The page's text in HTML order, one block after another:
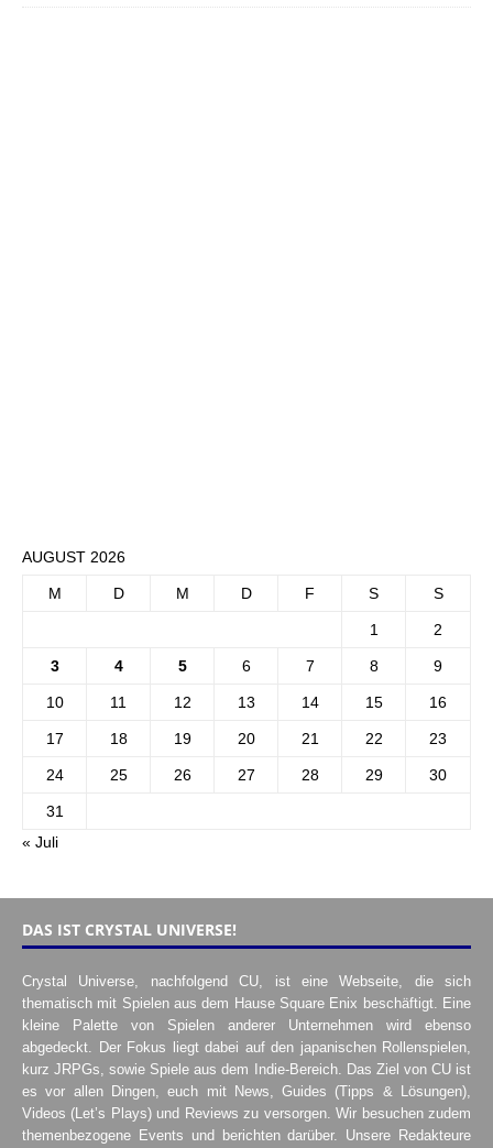
AUGUST 2026
M D M D F S S
1 2
3 4 5 6 7 8 9
10 11 12 13 14 15 16
17 18 19 20 21 22 23
24 25 26 27 28 29 30
31
« Juli
DAS IST CRYSTAL UNIVERSE!
Crystal Universe, nachfolgend CU, ist eine Webseite, die sich
thematisch mit Spielen aus dem Hause Square Enix beschäftigt. Eine
kleine Palette von Spielen anderer Unternehmen wird ebenso
abgedeckt. Der Fokus liegt dabei auf den japanischen Rollenspielen,
kurz JRPGs, sowie Spiele aus dem Indie-Bereich. Das Ziel von CU ist
es vor allen Dingen, euch mit News, Guides (Tipps & Lösungen),
Videos (Let’s Plays) und Reviews zu versorgen. Wir besuchen zudem
themenbezogene Events und berichten darüber. Unsere Redakteure